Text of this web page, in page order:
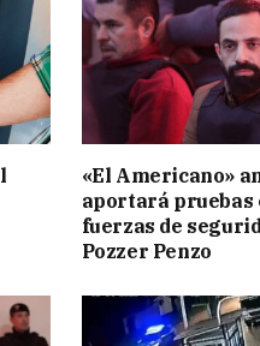
«El Americano»
aportará pruebas
fuerzas de
Pozzer Penzo